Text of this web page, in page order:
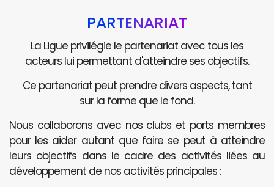
PARTENARIAT
La Ligue privilégie le partenariat avec tous les
acteurs lui permettant d'atteindre ses objectifs.
Ce partenariat peut prendre divers aspects, tant
sur la forme que le fond.
Nous collaborons avec nos clubs et ports membres
pour les aider autant que faire se peut à atteindre
leurs objectifs dans le cadre des activités liées au
développement de nos activités principales :